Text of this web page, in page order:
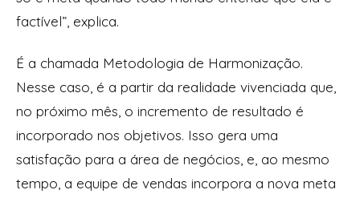
factível”, explica.
É a chamada Metodologia de Harmonização.
Nesse caso, é a partir da realidade vivenciada que,
no próximo mês, o incremento de resultado é
incorporado nos objetivos. Isso gera uma
satisfação para a área de negócios, e, ao mesmo
tempo, a equipe de vendas incorpora a nova meta